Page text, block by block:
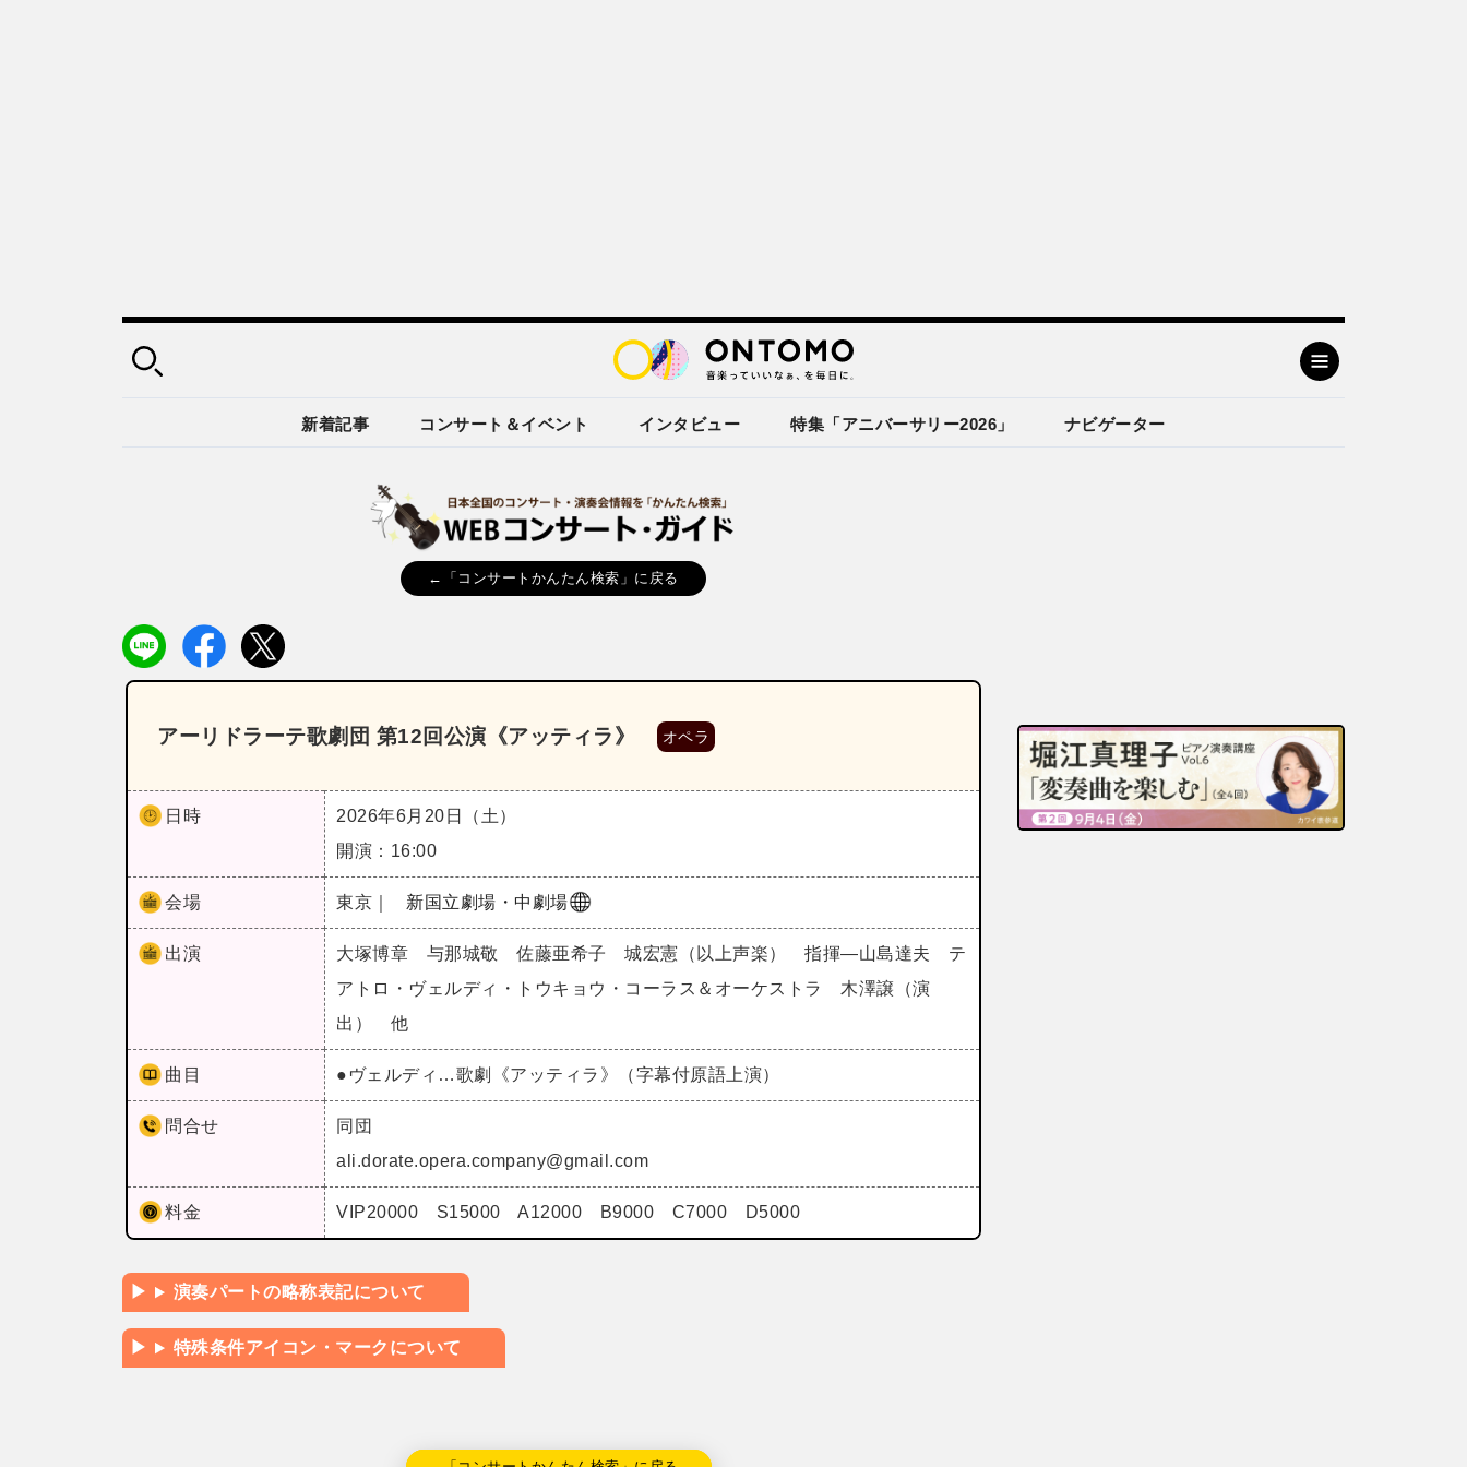
新着記事 コンサート＆イベント インタビュー 特集「アニバーサリー2026」 ナビゲーター
←「コンサートかんたん検索」に戻る
アーリドラーテ歌劇団 第12回公演《アッティラ》 オペラ
日時
2026年6月20日（土）
開演：16:00
会場 東京｜ 新国立劇場・中劇場
出演
大塚博章 与那城敬 佐藤亜希子 城宏憲（以上声楽） 指揮―山島達夫 テ
アトロ・ヴェルディ・トウキョウ・コーラス＆オーケストラ 木澤譲（演
出） 他
曲目 ●ヴェルディ…歌劇《アッティラ》（字幕付原語上演）
問合せ
同団
ali.dorate.opera.company@gmail.com
料金 VIP20000 S15000 A12000 B9000 C7000 D5000
演奏パートの略称表記について
特殊条件アイコン・マークについて